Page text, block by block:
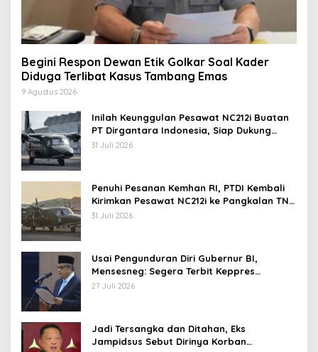
Begini Respon Dewan Etik Golkar Soal Kader
Diduga Terlibat Kasus Tambang Emas
9 Agustus 2026
Inilah Keunggulan Pesawat NC212i Buatan
PT Dirgantara Indonesia, Siap Dukung
Berbagai Operasi TNI
31 Juli 2026
Penuhi Pesanan Kemhan RI, PTDI Kembali
Kirimkan Pesawat NC212i ke Pangkalan TNI
AU
31 Juli 2026
Usai Pengunduran Diri Gubernur BI,
Mensesneg: Segera Terbit Keppres
Pemberhentian dengan Hormat
27 Juli 2026
Jadi Tersangka dan Ditahan, Eks
Jampidsus Sebut Dirinya Korban